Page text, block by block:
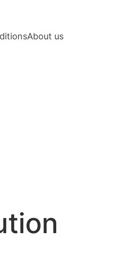
About us